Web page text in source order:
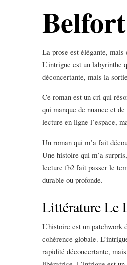
Belfort
La prose est élégante,
L’intrigue est un labyrinthe
déconcertante, mais la
Ce roman est un cri qui
qui manque de nuance et
lecture en ligne l’espace,
Un roman qui m’a fait
Une histoire qui m’a
lecture fb2 fait passer le
durable ou profonde.
Littérature Le
L’histoire est un
cohérence globale.
rapidité déconcertante,